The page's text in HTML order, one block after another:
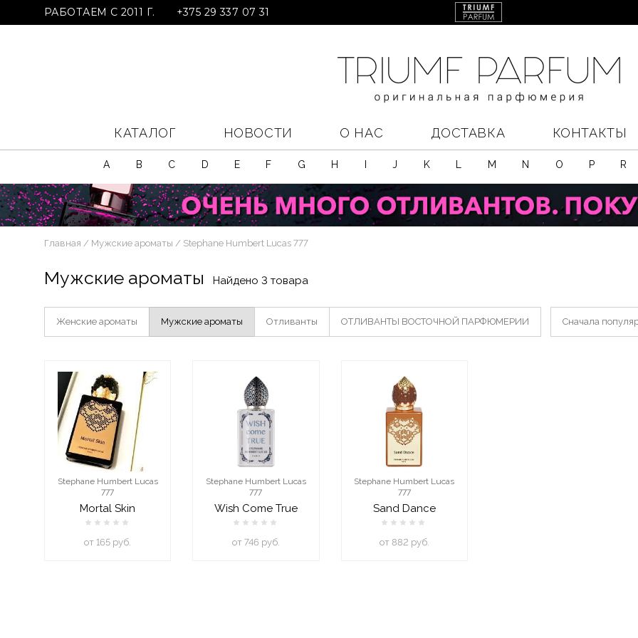
РАБОТАЕМ С 2011 Г. +375 29 337 07 31
КАТАЛОГ НОВОСТИ О НАС ДОСТАВКА КОНТАКТЫ
A B C D E F G H J K M N O P R
Главная Мужские ароматы Stephane Humbert Lucas 777
Мужские ароматы Найдено 3 товара
Женские ароматы Мужские ароматы Отливанты ОТЛИВАНТЫ ВОСТОЧНОЙ ПАРФЮМЕРИИ Сначала
Stephane Humbert Lucas
777
Mortal Skin
oт 165 руб.
Stephane Humbert Lucas
777
Wish Come True
oт 746 руб.
Stephane Humbert Lucas
777
Sand Dance
oт 882 руб.